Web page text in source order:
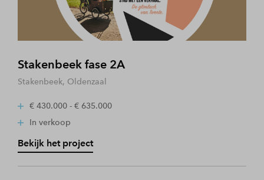
Stakenbeek fase 2A
Stakenbeek, Oldenzaal
€ 430.000 - € 635.000
In verkoop
Bekijk het project